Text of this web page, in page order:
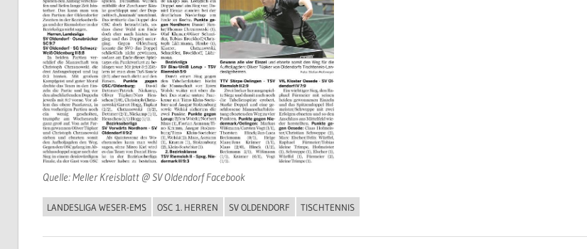
Quelle: Meller Kreisblatt @ SV Oldendorf Facebook
ALLGEMEIN
LANDESLIGA WESER-EMS OSC 1. HERREN SV OLDENDORF TISCHTENNIS